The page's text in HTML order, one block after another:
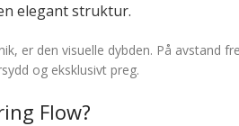
elegant struktur.
er den visuelle dybden. På
og eksklusivt preg.
Flow?